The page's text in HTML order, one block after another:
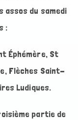
assos du samedi
:
Éphémère, St
Flèches Saint-
Ludiques.
partie de